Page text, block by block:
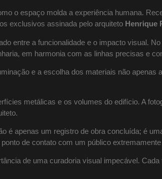
o espaço molda a experiência humana.
exclusivos assinada pelo arquiteto Henrique
entre a funcionalidade e o impacto visual.
em harmonia com as linhas precisas e
e a escolha dos materiais não
metálicas e os volumes do edifício. A
é apenas um registro de obra concluída; é
de contato com um público
de uma curadoria visual impecável.